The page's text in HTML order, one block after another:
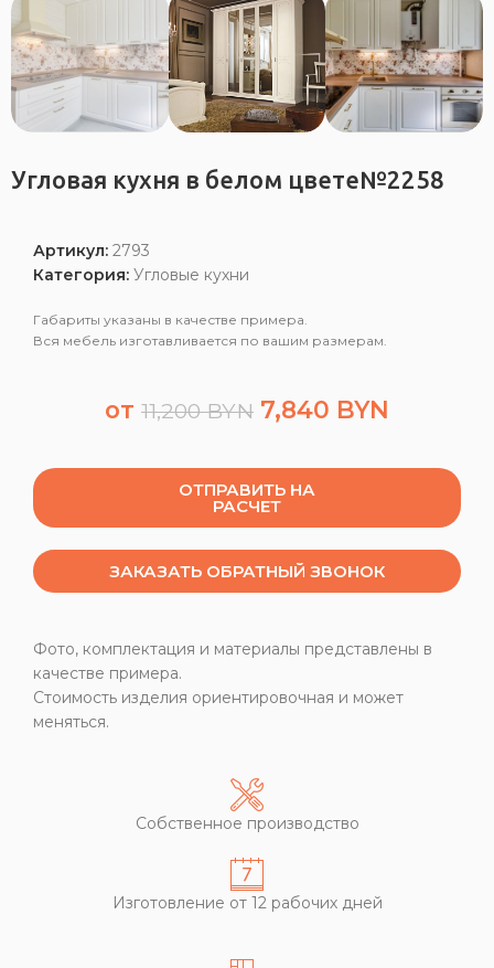
Угловая кухня в белом цвете№2258
Артикул:2793
Категория: Угловые кухни
Габариты указаны в качестве примера.
Вся мебель изготавливается по вашим размерам.
от 11,200BYN 7,840 BYN
ОТПРАВИТЬ НА
РАСЧЕТ
ЗАКАЗАТЬ ОБРАТНЫЙ ЗВОНОК
Фото, комплектация и материалы представлены в
качестве примера.
Стоимость изделия ориентировочная и может
меняться.
Собственное производство
Изготовление от 12 рабочих дней